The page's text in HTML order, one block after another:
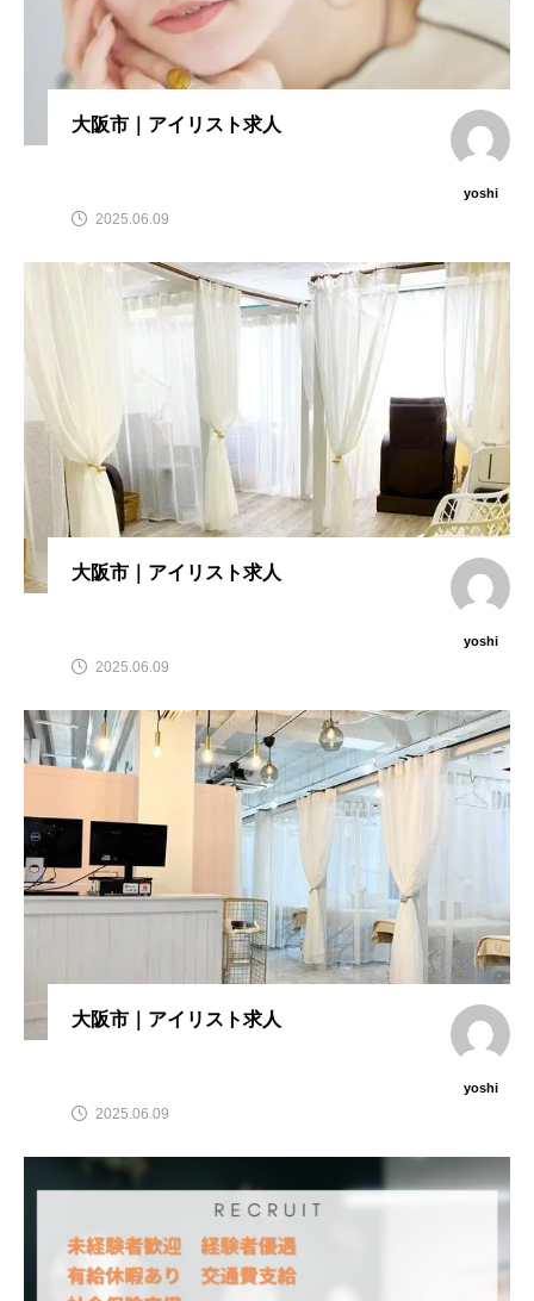
大阪市｜アイリスト求人
yoshi
2025.06.09
大阪市｜アイリスト求人
yoshi
2025.06.09
大阪市｜アイリスト求人
yoshi
2025.06.09